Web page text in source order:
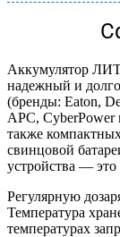
Аккумулятор
надежный и
(бренды: Eaton,
APC, CyberPower
также
свинцовой
устройства —
Регулярную
Температура
температурах